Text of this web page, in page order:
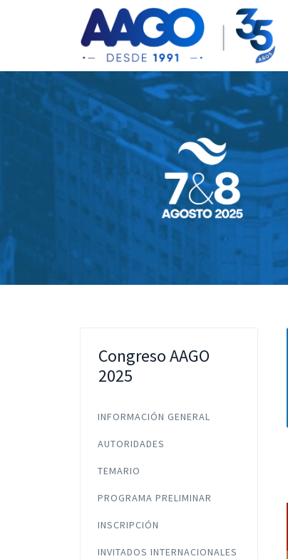
Congreso AAGO
2025
INFORMACIÓN GENERAL
AUTORIDADES
TEMARIO
PROGRAMA PRELIMINAR
INSCRIPCIÓN
INVITADOS INTERNACIONALES